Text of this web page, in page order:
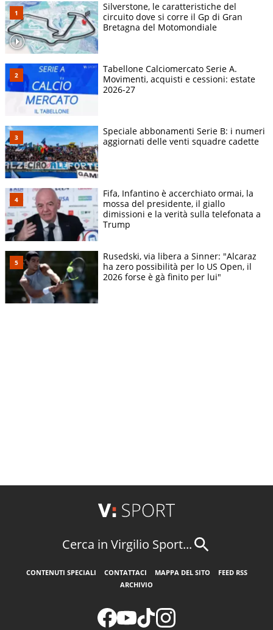
Silverstone, le caratteristiche del
circuito dove si corre il Gp di Gran
Bretagna del Motomondiale
Tabellone Calciomercato Serie A.
Movimenti, acquisti e cessioni: estate
2026-27
Speciale abbonamenti Serie B: i numeri
aggiornati delle venti squadre cadette
Fifa, Infantino è accerchiato ormai, la
mossa del presidente, il giallo
dimissioni e la verità sulla telefonata a
Trump
Rusedski, via libera a Sinner: "Alcaraz
ha zero possibilità per lo US Open, il
2026 forse è gà finito per lui"
Cerca in Virgilio Sport...
CONTENUTI SPECIALI CONTATTACI MAPPA DEL SITO
FEED RSS
ARCHIVIO